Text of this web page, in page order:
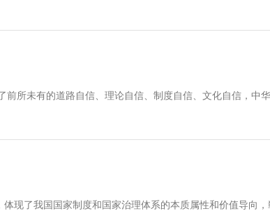
所未有的道路自信、理论自信、制度自信、文化自信，中
现了我国国家制度和国家治理体系的本质属性和价值导向